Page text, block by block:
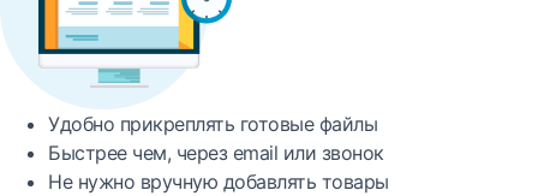
Удобно прикреплять готовые файлы
Быстреечем, через email или звонок
Не нужно вручную добавлять товары